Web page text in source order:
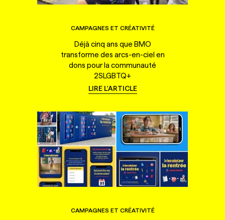
CAMPAGNES ET CRÉATIVITÉ
Déjà cinq ans que BMO
transforme des arcs-en-ciel en
dons pour la communauté
2SLGBTQ+
LIRE L'ARTICLE
CAMPAGNES ET CRÉATIVITÉ